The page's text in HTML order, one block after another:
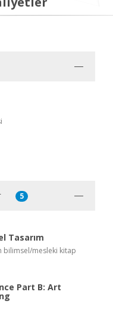
5
Tasarım
bilimsel/mesleki kitap
Part B: Art